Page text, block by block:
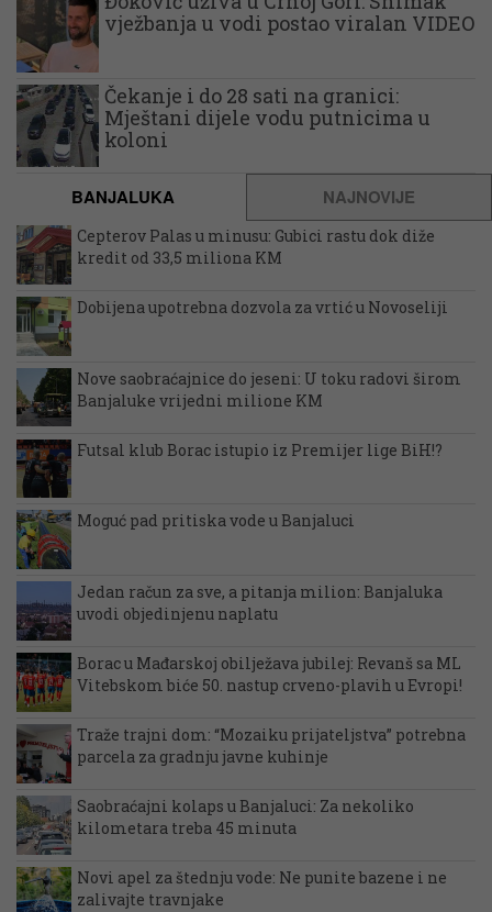
vježbanja u vodi postao viralan VIDEO
Čekanje i do 28 sati na granici:
Mještani dijele vodu putnicima u
koloni
BANJALUKA NAJNOVIJE
Cepterov Palas u minusu: Gubici rastu dok diže
kredit od 33,5 miliona KM
Dobijena upotrebna dozvola za vrtić u Novoseliji
Nove saobraćajnice do jeseni: U toku radovi širom
Banjaluke vrijedni milione KM
Futsal klub Borac istupio iz Premijer lige BiH!?
Moguć pad pritiska vode u Banjaluci
Jedan račun za sve, a pitanja milion: Banjaluka
uvodi objedinjenu naplatu
Borac u Mađarskoj obilježava jubilej: Revanš sa ML
Vitebskom biće 50. nastup crveno-plavih u Evropi!
Traže trajni dom: “Mozaiku prijateljstva” potrebna
parcela za gradnju javne kuhinje
Saobraćajni kolaps u Banjaluci: Za nekoliko
kilometara treba 45 minuta
Novi apel za štednju vode: Ne punite bazene i ne
zalivajte travnjake